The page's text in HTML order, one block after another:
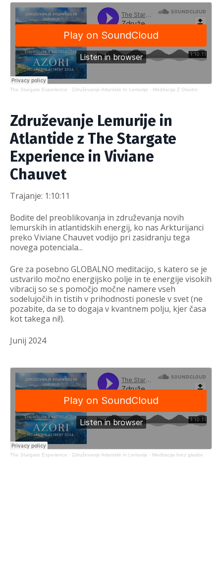
The Stargate Experience · Združevanje Atlantide In Lemurije - Meditacija Z Glasbo
Združevanje Lemurije in
Atlantide z The Stargate
Experience in Viviane
Chauvet
Trajanje: 1:10:11
Bodite del preoblikovanja in združevanja novih
lemurskih in atlantidskih energij, ko nas Arkturijanci
preko Viviane Chauvet vodijo pri zasidranju tega
novega potenciala...
Gre za posebno GLOBALNO meditacijo, s katero se je
ustvarilo močno energijsko polje in te energije visokih
vibracij so se s pomočjo močne namere vseh
sodelujočih in tistih v prihodnosti ponesle v svet (ne
pozabite, da se to dogaja v kvantnem polju, kjer časa
kot takega ni!).
Junij 2024
The Stargate Experience · Združevanje Atlantide in Lemurije - Meditacija brez glasbe